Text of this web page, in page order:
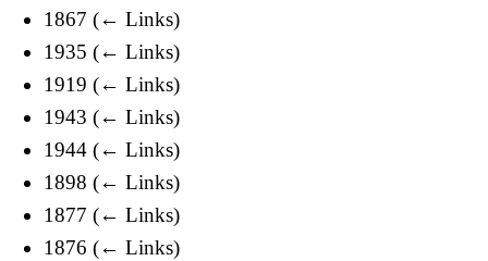
1867 (← Links)
1935 (← Links)
1919 (← Links)
1943 (← Links)
1944 (← Links)
1898 (← Links)
1877 (← Links)
1876 (← Links)